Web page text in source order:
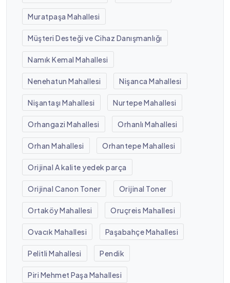
Muratpaşa Mahallesi
Müşteri Desteği ve Cihaz Danışmanlığı
Namık Kemal Mahallesi
Nenehatun Mahallesi Nişanca Mahallesi
Nişantaşı Mahallesi Nurtepe Mahallesi
Orhangazi Mahallesi Orhanlı Mahallesi
Orhan Mahallesi Orhantepe Mahallesi
Orijinal A kalite yedek parça
Orijinal Canon Toner Orijinal Toner
Ortaköy Mahallesi Oruçreis Mahallesi
Ovacık Mahallesi Paşabahçe Mahallesi
Pelitli Mahallesi Pendik
Piri Mehmet Paşa Mahallesi